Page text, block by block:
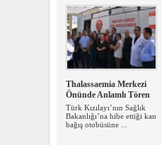
Thalassaemia Merkezi
Önünde Anlamlı Tören
Türk Kızılayı’nın Sağlık
Bakanlığı’na hibe ettiği kan
bağış otobüsüne ...